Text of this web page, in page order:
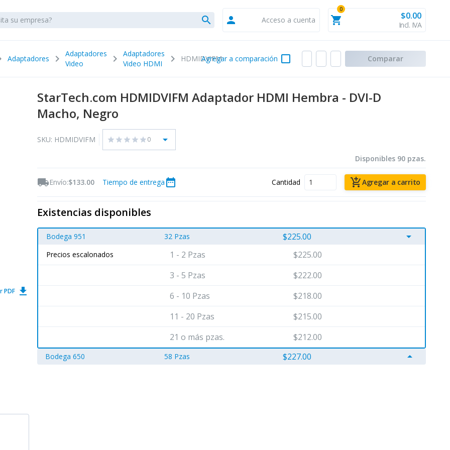
search person Acceso a cuenta shopping_cart
0
$0.00
Incl. IVA
Adaptadores chevron_right
Adaptadores
Video
chevron_right
Adaptadores
Video HDMI
chevron_right HDMIDVIFM check_box_outline_blank
Agregar a comparación Comparar
PDF get_app
StarTech.com HDMIDVIFM Adaptador HDMI Hembra - DVI-D
Macho, Negro
SKU: HDMIDVIFM star star star star star0 arrow_drop_down
Disponibles 90 pzas.
local_shippingEnvío:$133.00 Tiempo de entrega date_range Cantidad add_shopping_cartAgregar a carrito
Existencias disponibles
arrow_drop_down
Bodega 951 32 Pzas $225.00
Precios escalonados 1 - 2 Pzas
$225.00
3 - 5 Pzas
$222.00
6 - 10 Pzas
$218.00
11 - 20 Pzas
$215.00
21 o más pzas.
$212.00
arrow_drop_up
Bodega 650 58 Pzas $227.00